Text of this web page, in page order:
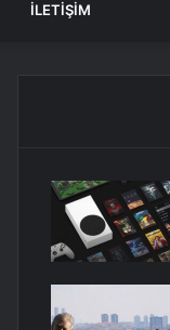
İLETIŞIM